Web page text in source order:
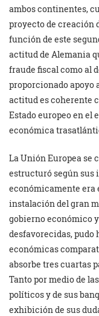
ambos continentes,
proyecto de creación
función de este
actitud de Alemania
fraude fiscal como al
proporcionado apoyo
actitud es coherente
Estado europeo en el
económica
La Unión Europea se
estructuró según sus
económicamente era
instalación del gran
gobierno económico
desfavorecidas, pudo
económicas
absorbe tres cuartas
Tanto por medio de
políticos y de sus
exhibición de sus